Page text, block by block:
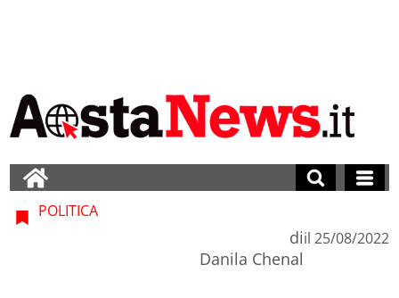
POLITICA
di
Danila Chenal
il 25/08/2022